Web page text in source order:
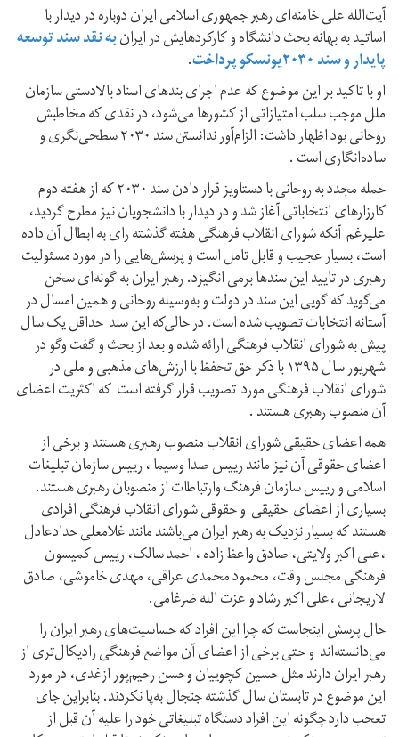
آیت‌الله علی خامنه‌ای رهبر جمهوری اسلامی ایران دوباره در دیدار با
اساتید به بهانه بحث دانشگاه و کارکردهایش در ایرانبه نقد سند توسعه
پایدار و سند ۲۰۳۰یونسکو پرداخت
.
او با تاکید بر این موضوع که عدم اجرای بندهای اسناد بالادستی سازمان
ملل موجب سلب امتیازاتی از کشورها می‌شود، در نقدی که مخاطبش
روحانی بود اظهار داشت: الزام‌آور ندانستن سند ۲۰۳۰ سطحی‌نگری و
ساده‌انگاری است .
حمله مجدد به روحانی با دستاویز قرار دادن سند ۲۰۳۰ که از هفته دوم
کارزارهای انتخاباتی آغاز شد و در دیدار با دانشجویان نیز مطرح گردید،
علیرغم آنکه شورای انقلاب فرهنگی هفته گذشته رای به ابطال آن داده
است، بسیار عجیب و قابل تامل است و پرسش‌هایی را در مورد مسئولیت
رهبری در تایید این سندها برمی انگیزد. رهبر ایران به گونه‌ای سخن
می‌گوید که گویی این سند در دولت و به‌وسیله روحانی و همین امسال در
آستانه انتخابات تصویب شده است. در حالی‌که این سند حداقل یک سال
پیش به شورای انقلاب فرهنگی ارائه شده و بعد از بحث و گفت وگو در
شهریور سال ۱۳۹۵ با ذکر حق تحفظ با ارزش‌های مذهبی و ملی در
شورای انقلاب فرهنگی مورد تصویب قرار گرفته است که اکثریت اعضای
آن منصوب رهبری هستند .
همه اعضای حقیقی شورای انقلاب منصوب رهبری هستند و برخی از
اعضای حقوقی آن نیز مانند رییس صدا وسیما ، رییس سازمان تبلیغات
اسلامی و رییس سازمان فرهنگ وارتباطات از منصوبان رهبری هستند.
بسیاری از اعضای حقیقی و حقوقی شورای انقلاب فرهنگی افرادی
هستند که بسیار نزدیک به رهبر ایران می‌باشند مانند غلامعلی حدادعادل
،علی اکبر ولایتی، صادق واعظ زاده ، احمد سالک، رییس کمیسون
فرهنگی مجلس وقت، محمود محمدی عراقی، مهدی خاموشی، صادق
لاریجانی ،علی اکبر رشاد و عزت الله ضرغامی.
حال پرسش اینجاست که چرا این افراد که حساسیت‌های رهبر ایران را
می‌دانسته‌اند و حتی برخی از اعضای آن مواضع فرهنگی رادیکال‌تری از
رهبر ایران دارند مثل حسین کچوییان وحسن رحیم‌پور ازغدی، در مورد
این موضوع در تابستان سال گذشته جنجال به‌پا نکردند. بنابراین جای
تعجب دارد چگونه این افراد دستگاه تبلیغاتی خود را علیه آن قبل از